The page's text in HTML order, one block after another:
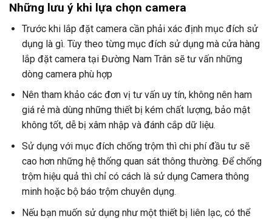
Những lưu ý khi lựa chọn camera
Trước khi lắp đặt camera cần phải xác định mục đích sử
dụng là gì. Tùy theo từng mục đích sử dụng mà cửa hàng
lắp đặt camera tại Đường Nam Trân sẽ tư vấn những
dòng camera phù hợp
Nên tham khảo các đơn vị tư vấn uy tín, không nên ham
giá rẻ mà dùng những thiết bị kém chất lượng, bảo mật
không tốt, dễ bị xâm nhập và đánh cắp dữ liệu.
Sử dụng với mục đích chống trộm thì chi phí đầu tư sẽ
cao hơn những hệ thống quan sát thông thường. Để chống
trộm hiệu quả thì chỉ có cách là sử dụng Camera thông
minh hoặc bộ báo trộm chuyên dụng.
Nếu bạn muốn sử dụng như một thiết bị liên lạc, có thể